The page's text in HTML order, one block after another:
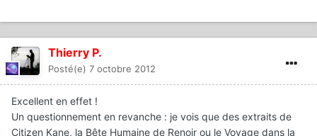
Thierry P.
Posté(e) 7 octobre 2012
Excellent en effet !
Un questionnement en revanche : je vois que des extraits de
Citizen Kane, la Bête Humaine de Renoir ou le Voyage dans la